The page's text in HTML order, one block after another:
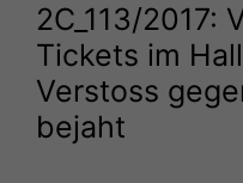
2C_113/2017:
Tickets im
Verstoss
bejaht